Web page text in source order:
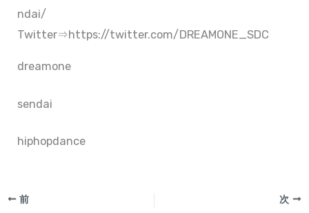
ndai/
Twitter⇒https://twitter.com/DREAMONE_SDC
dreamone
sendai
hiphopdance
前 次